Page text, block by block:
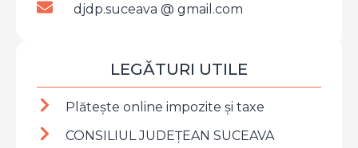
djdp.suceava @ gmail.com
LEGĂTURI UTILE
Plătește online impozite şi taxe
CONSILIUL JUDEȚEAN SUCEAVA